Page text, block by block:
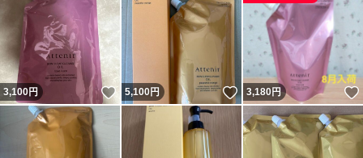
3,100円 いいね！
5,100円 いいね！
3,180円